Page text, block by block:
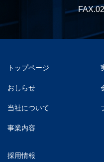
トップページ
おしらせ
当社について
事業内容
採用情報